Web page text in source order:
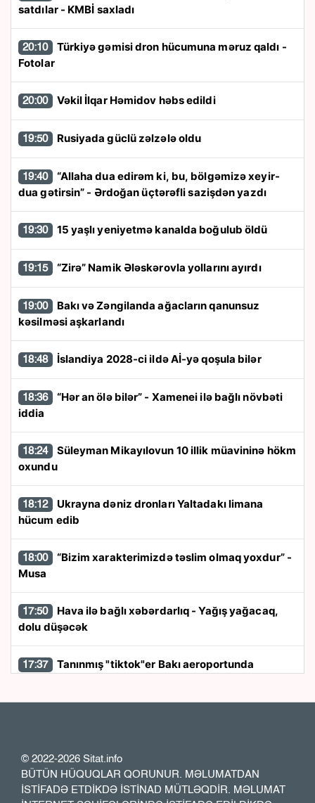
satdılar - KMBİ saxladı
20:10
Fotolar
20:00 Vəkil İlqar Həmidov həbs edildi
19:50 Rusiyada güclü zəlzələ oldu
19:40
dua gətirsin” - Ərdoğan üçtərəfli sazişdən yazdı
19:30 15 yaşlı yeniyetmə kanalda boğulub öldü
19:15 “Zirə” Namik Ələskərovla yollarını ayırdı
19:00
kəsilməsi aşkarlandı
18:48 İslandiya 2028-ci ildə Aİ-yə qoşula bilər
18:36
iddia
18:24
oxundu
18:12
hücum edib
18:00
Musa
17:50
dolu düşəcək
17:37
17:13
müzakirə olundu
© 2022-2026 Sitat.info
BÜTÜN HÜQUQLAR QORUNUR. MƏLUMATDAN
İSTİFADƏ ETDİKDƏ İSTİNAD MÜTLƏQDİR. MƏLUMAT